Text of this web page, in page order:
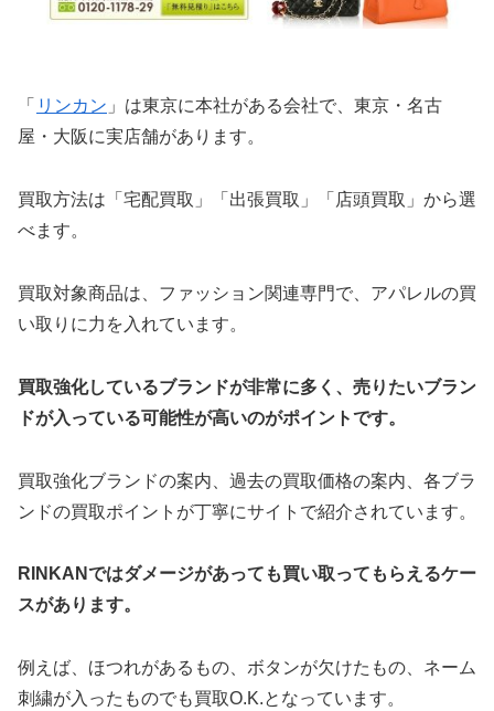
「 リンカン 」は東京に本社がある会社で、東京・名古
屋・大阪に実店舗があります。
買取方法は「宅配買取」「出張買取」「店頭買取」から選
べます。
買取対象商品は、ファッション関連専門で、アパレルの買
い取りに力を入れています。
買取強化しているブランドが非常に多く、売りたいブラン
ドが入っている可能性が高いのがポイントです。
買取強化ブランドの案内、過去の買取価格の案内、各ブラ
ンドの買取ポイントが丁寧にサイトで紹介されています。
RINKANではダメージがあっても買い取ってもらえるケー
スがあります。
例えば、ほつれがあるもの、ボタンが欠けたもの、ネーム
刺繍が入ったものでも買取O.K.となっています。